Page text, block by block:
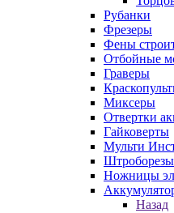
Рубанки
Фрезеры
Фены
Отбойные
Граверы
Миксеры
Отвертки
Гайковерты
Мульти
Штроборезы
Ножницы
Назад